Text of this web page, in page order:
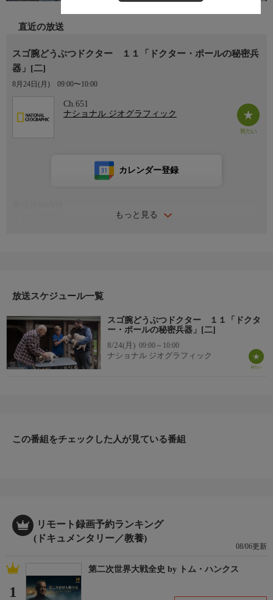
直近の放送
スゴ腕どうぶつドクター １１「ドクター・ポールの秘密兵
器」[二]
8月24日(月) 09:00〜10:00
Ch.651
ナショナル ジオグラフィック
もっと見る
カレンダー登録
しいお別れをすることもある。常に動物と飼い主に寄り添うドク
▼エピソード内容
夏は犬の来院が増える季節だ。しかし犬にとって動物病院は楽し
い場所ではない。嫌がる犬たちを熟練のドクターたちが治療す
る。一方ドクター・ポールは最も楽しい往診へと出かける。かわ
放送スケジュール一覧
スゴ腕どうぶつドクター １１「ドクタ
ー・ポールの秘密兵器」[二]
8/24(月) 09:00～10:00
ナショナル ジオグラフィック
この番組をチェックした人が見ている番組
リモート録画予約ランキング
(ドキュメンタリー／教養)
08/06更新
1
第二次世界大戦全史 by トム・ハンクス